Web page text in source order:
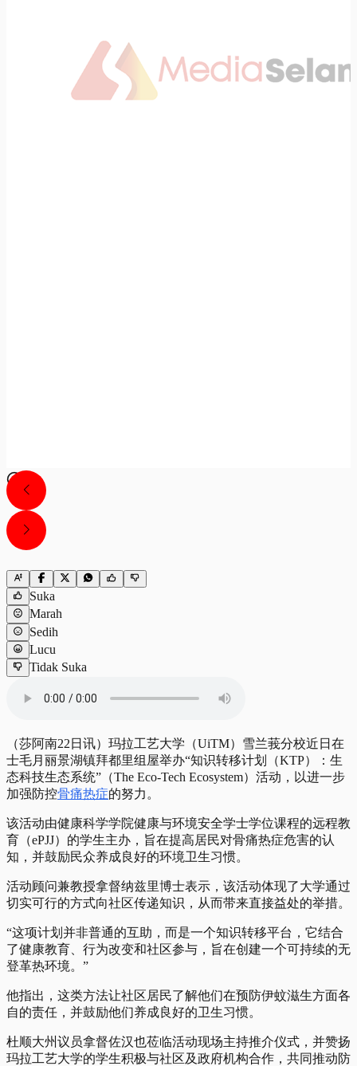
Suka
Marah
Sedih
Lucu
Tidak Suka
（莎阿南22日讯）玛拉工艺大学（UiTM）雪兰莪分校近日在
士毛月丽景湖镇拜都里组屋举办“知识转移计划（KTP）：生
态科技生态系统”（The Eco-Tech Ecosystem）活动，以进一步
加强防控骨痛热症的努力。
该活动由健康科学学院健康与环境安全学士学位课程的远程教
育（ePJJ）的学生主办，旨在提高居民对骨痛热症危害的认
知，并鼓励民众养成良好的环境卫生习惯。
活动顾问兼教授拿督纳兹里博士表示，该活动体现了大学通过
切实可行的方式向社区传递知识，从而带来直接益处的举措。
“这项计划并非普通的互助，而是一个知识转移平台，它结合
了健康教育、行为改变和社区参与，旨在创建一个可持续的无
登革热环境。”
他指出，这类方法让社区居民了解他们在预防伊蚊滋生方面各
自的责任，并鼓励他们养成良好的卫生习惯。
杜顺大州议员拿督佐汉也莅临活动现场主持推介仪式，并赞扬
玛拉工艺大学的学生积极与社区及政府机构合作，共同推动防